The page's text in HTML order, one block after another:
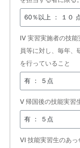
Ⅳ 実習実施者の技能
員等に対し、毎年、
を行っていること
Ⅴ 帰国後の技能実習
Ⅵ 技能実習生のあっ